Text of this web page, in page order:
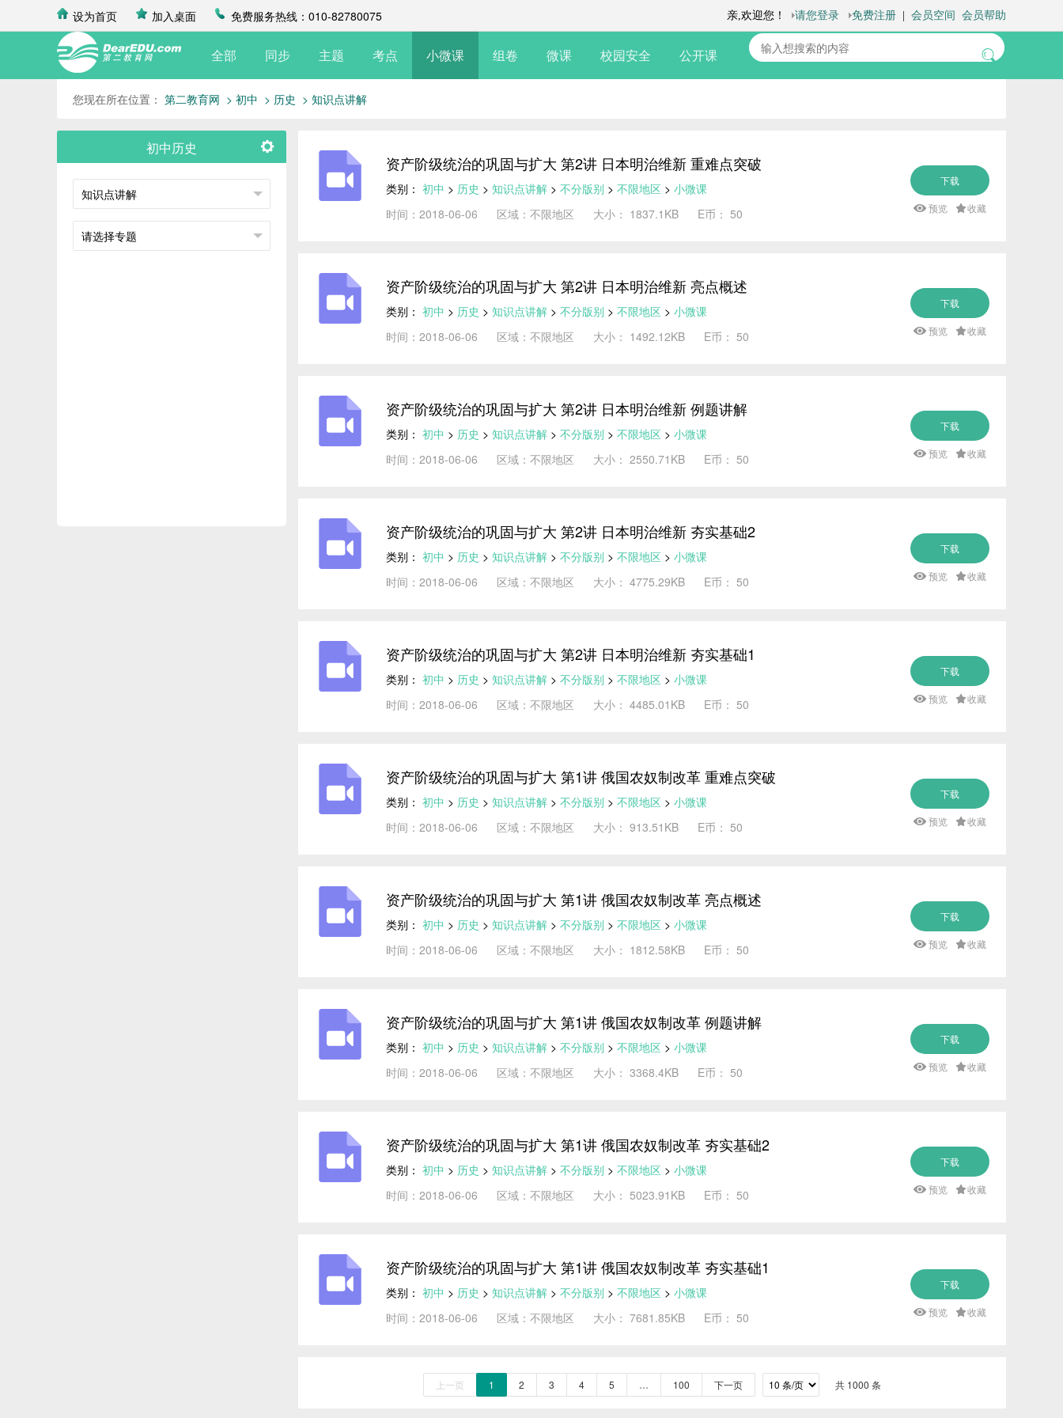
设为首页 加入桌面 免费服务热线：010-82780075
全部 同步 主题 考点 小微课 组卷 微课 校园安全 公开课
您现在所在位置： 第二教育网 > 初中 > 历史 > 知识点讲解
初中历史
资产阶级统治的巩固与扩大 第2讲 日本明治维新 重难点突破
类别： 初中 > 历史 > 知识点讲解 > 不分版别 > 不限地区 > 小微课
时间：2018-06-06
区域：不限地区 大小： 1837.1KB E币： 50
下载
预览 收藏
资产阶级统治的巩固与扩大 第2讲 日本明治维新 亮点概述
类别： 初中 > 历史 > 知识点讲解 > 不分版别 > 不限地区 > 小微课
时间：2018-06-06
区域：不限地区 大小： 1492.12KB E币： 50
下载
预览 收藏
资产阶级统治的巩固与扩大 第2讲 日本明治维新 例题讲解
类别： 初中 > 历史 > 知识点讲解 > 不分版别 > 不限地区 > 小微课
时间：2018-06-06
区域：不限地区 大小： 2550.71KB E币： 50
下载
预览 收藏
资产阶级统治的巩固与扩大 第2讲 日本明治维新 夯实基础2
类别： 初中 > 历史 > 知识点讲解 > 不分版别 > 不限地区 > 小微课
时间：2018-06-06
区域：不限地区 大小： 4775.29KB E币： 50
下载
预览 收藏
资产阶级统治的巩固与扩大 第2讲 日本明治维新 夯实基础1
类别： 初中 > 历史 > 知识点讲解 > 不分版别 > 不限地区 > 小微课
时间：2018-06-06
区域：不限地区 大小： 4485.01KB E币： 50
下载
预览 收藏
资产阶级统治的巩固与扩大 第1讲 俄国农奴制改革 重难点突破
类别： 初中 > 历史 > 知识点讲解 > 不分版别 > 不限地区 > 小微课
时间：2018-06-06
区域：不限地区 大小： 913.51KB E币： 50
下载
预览 收藏
资产阶级统治的巩固与扩大 第1讲 俄国农奴制改革 亮点概述
类别： 初中 > 历史 > 知识点讲解 > 不分版别 > 不限地区 > 小微课
时间：2018-06-06
区域：不限地区 大小： 1812.58KB E币： 50
下载
预览 收藏
资产阶级统治的巩固与扩大 第1讲 俄国农奴制改革 例题讲解
类别： 初中 > 历史 > 知识点讲解 > 不分版别 > 不限地区 > 小微课
时间：2018-06-06
区域：不限地区 大小： 3368.4KB E币： 50
下载
预览 收藏
资产阶级统治的巩固与扩大 第1讲 俄国农奴制改革 夯实基础2
类别： 初中 > 历史 > 知识点讲解 > 不分版别 > 不限地区 > 小微课
时间：2018-06-06
区域：不限地区 大小： 5023.91KB E币： 50
下载
预览 收藏
资产阶级统治的巩固与扩大 第1讲 俄国农奴制改革 夯实基础1
类别： 初中 > 历史 > 知识点讲解 > 不分版别 > 不限地区 > 小微课
时间：2018-06-06
区域：不限地区 大小： 7681.85KB E币： 50
下载
预览 收藏
上一页 1 2 3 4 5 … 100 下一页 共 1000 条